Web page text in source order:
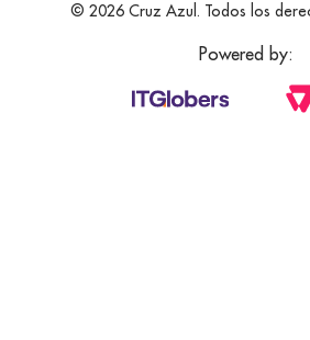
© 2026 Cruz Azul. Todos los
Powered by: